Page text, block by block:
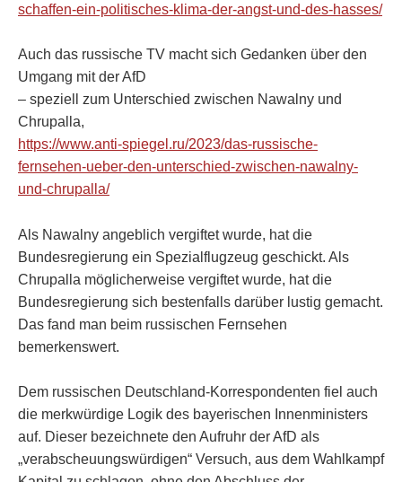
schaffen-ein-politisches-klima-der-angst-und-des-hasses/
Auch das russische TV macht sich Gedanken über den
Umgang mit der AfD
– speziell zum Unterschied zwischen Nawalny und
Chrupalla,
https://www.anti-spiegel.ru/2023/das-russische-
fernsehen-ueber-den-unterschied-zwischen-nawalny-
und-chrupalla/
Als Nawalny angeblich vergiftet wurde, hat die
Bundesregierung ein Spezialflugzeug geschickt. Als
Chrupalla möglicherweise vergiftet wurde, hat die
Bundesregierung sich bestenfalls darüber lustig gemacht.
Das fand man beim russischen Fernsehen
bemerkenswert.
Dem russischen Deutschland-Korrespondenten fiel auch
die merkwürdige Logik des bayerischen Innenministers
auf. Dieser bezeichnete den Aufruhr der AfD als
„verabscheuungswürdigen“ Versuch, aus dem Wahlkampf